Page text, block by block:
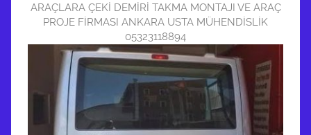
ARAÇLARA ÇEKİ DEMİRİ TAKMA MONTAJI VE ARAÇ
PROJE FİRMASI ANKARA USTA MÜHENDİSLİK
05323118894